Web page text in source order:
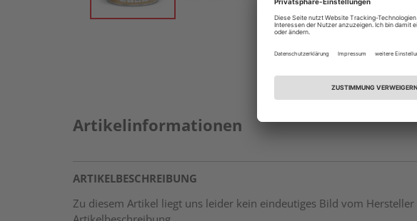
Artikelinformationen
ARTIKELBESCHREIBUNG
Zu diesem Artikel liegt uns leider kein eindeutiges Bild vom